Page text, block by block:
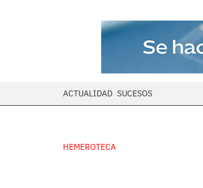
ACTUALIDAD SUCESOS
HEMEROTECA